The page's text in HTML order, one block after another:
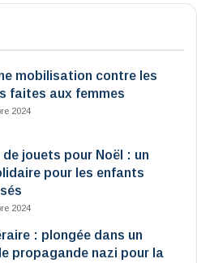
mobilisation contre les
faites aux femmes
2024
jouets pour Noël : un
pour les enfants
2024
: plongée dans un
propagande nazi pour la